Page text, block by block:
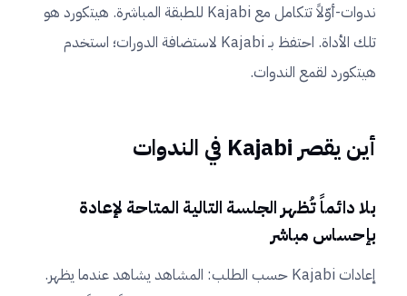
ندوات-أوّلاً تتكامل مع Kajabi للطبقة المباشرة. هيتكورد هو
تلك الأداة. احتفظ بـ Kajabi لاستضافة الدورات؛ استخدم
هيتكورد لقمع الندوات.
أين يقصر Kajabi في الندوات
بلا دائماً تُظهر الجلسة التالية المتاحة لإعادة
بإحساس مباشر
إعادات Kajabi حسب الطلب: المشاهد يشاهد عندما يظهر.